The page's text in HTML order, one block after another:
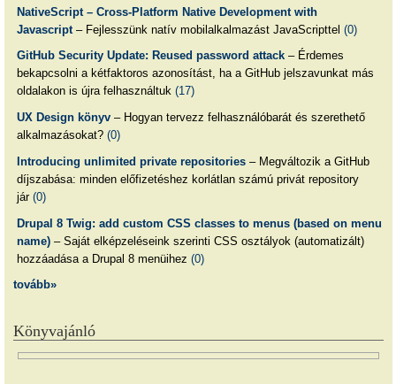
NativeScript – Cross-Platform Native Development with
Javascript– Fejlesszünk natív mobilalkalmazást JavaScripttel (0)
GitHub Security Update: Reused password attack– Érdemes
bekapcsolni a kétfaktoros azonosítást, ha a GitHub jelszavunkat más
oldalakon is újra felhasználtuk (17)
UX Design könyv– Hogyan tervezz felhasználóbarát és szerethető
alkalmazásokat? (0)
Introducing unlimited private repositories– Megváltozik a GitHub
díjszabása: minden előfizetéshez korlátlan számú privát repository
jár (0)
Drupal 8 Twig: add custom CSS classes to menus (based on menu
name)– Saját elképzeléseink szerinti CSS osztályok (automatizált)
hozzáadása a Drupal 8 menüihez (0)
tovább»
Könyvajánló